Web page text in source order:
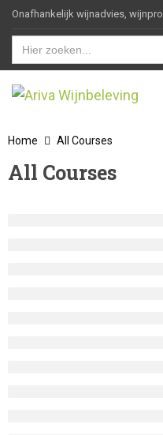
Onafhankelijk wijnadvies,
Zoek
naar:
Home All Courses
All Courses